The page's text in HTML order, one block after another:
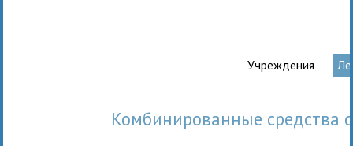
Учреждения
Комбинированные